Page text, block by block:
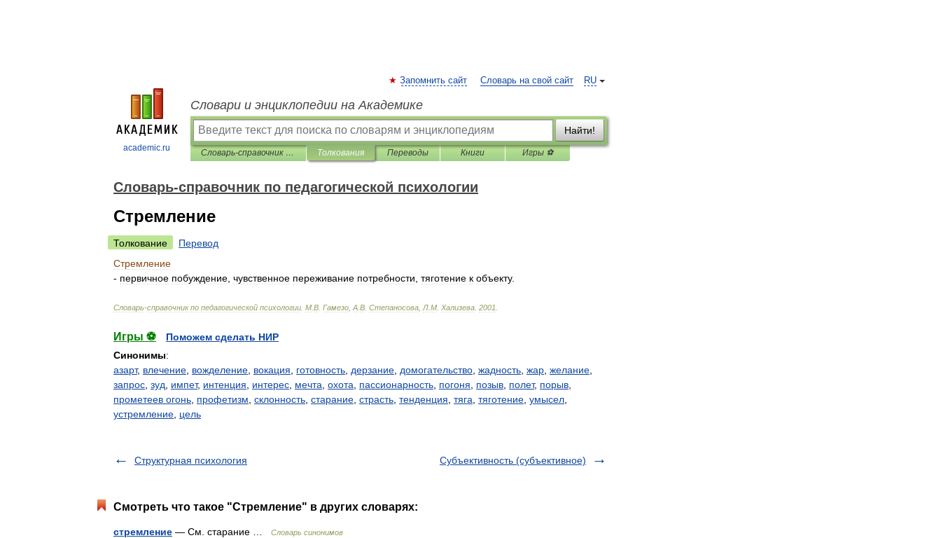
academic.ru
RU
Запомнить сайт Словарь на свой сайт
Словари и энциклопедии на Академике
Найти!
Словарь-справочник по педагогической психологии Толкования Переводы Книги Игры ⚽
Словарь-справочник по педагогической психологии
Стремление
Толкование
Перевод
Стремление
- первичное побуждение чувственное переживание потребности тяготение к объекту.
Словарь-справочник по педагогической психологии М В Гамезо А В Степаносова Л М Хализева 2001
Игры ⚽
Поможем сделать НИР
Синонимы:
азарт, влечение вожделение вокация готовность дерзание домогательство жадность жар желание
запрос зуд импет, интенция интерес мечта охота пассионарность погоня позыв полет, порыв
прометеев огонь профетизм склонность старание страсть тенденция тяга тяготение умысел
устремление цель
Структурная психология Субъективность (субъективное)
Смотреть что такое "Стремление" в других словарях:
стремление — См. старание … Словарь синонимов